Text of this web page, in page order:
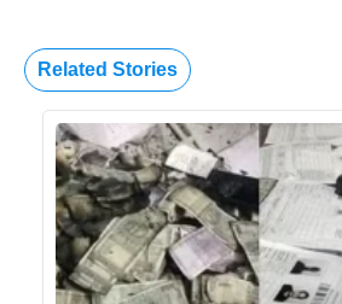
Related Stories